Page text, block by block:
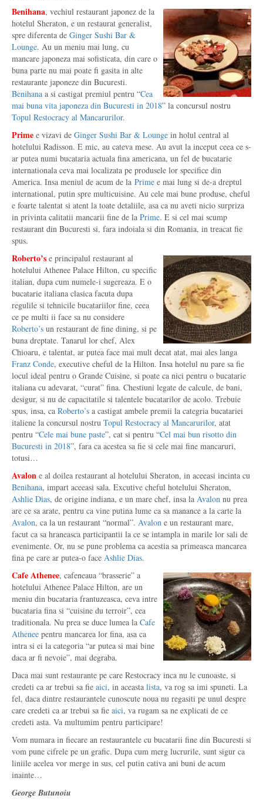
Benihana, vechiul restaurant japonez de la
hotelul Sheraton, e un restaurat generalist,
spre diferenta de Ginger Sushi Bar &
Lounge. Au un meniu mai lung, cu
mancare japoneza mai sofisticata, din care o
buna parte nu mai poate fi gasita in alte
restaurante japoneze din Bucuresti.
Benihana a si castigat premiul pentru “Cea
mai buna vita japoneza din Bucuresti in 2018” la concursul nostru
Topul Restocracy al Mancarurilor.
Prime e vizavi de Ginger Sushi Bar & Lounge in holul central al
hotelului Radisson. E mic, au cateva mese. Au avut la inceput ceea ce s-
ar putea numi bucataria actuala fina americana, un fel de bucatarie
internationala ceva mai localizata pe produsele lor specifice din
America. Insa meniul de acum de la Prime e mai lung si de-a dreptul
international, putin spre multicuisine. Au cele mai bune produse, cheful
e foarte talentat si atent la toate detaliile, asa ca nu aveti nicio surpriza
in privinta calitatii mancarii fine de la Prime. E si cel mai scump
restaurant din Bucuresti si, fara indoiala si din Romania, in treacat fie
spus.
Roberto’s e principalul restaurant al
hotelului Athenee Palace Hilton, cu specific
italian, dupa cum numele-i sugereaza. E o
bucatarie italiana clasica facuta dupa
regulile si tehnicile bucatariilor fine, ceea
ce pe multi ii face sa nu considere
Roberto’s un restaurant de fine dining, si pe
buna dreptate. Tanarul lor chef, Alex
Chioaru, e talentat, ar putea face mai mult decat atat, mai ales langa
Franz Conde, executive cheful de la Hilton. Insa hotelul nu pare sa fie
locul ideal pentru o Grande Cuisine, si poate ca nici pentru o bucatarie
italiana cu adevarat, “curat” fina. Chestiuni legate de calcule, de bani,
desigur, si nu de capacitatile si talentele bucatarilor de acolo. Trebuie
spus, insa, ca Roberto’s a castigat ambele premii la categria bucatariei
italiene la concursul nostru Topul Restocracy al Mancarurilor, atat
pentru “Cele mai bune paste”, cat si pentru “Cel mai bun risotto din
Bucuresti in 2018”, fara ca acestea sa fie si cele mai fine mancaruri,
totusi…
Avalon e al doilea restaurant al hotelului Sheraton, in aceeasi incinta cu
Benihana, impart aceeasi sala. Excutive cheful hotelului Sheraton,
Ashlie Dias, de origine indiana, e un mare chef, insa la Avalon nu prea
are ce sa arate, pentru ca vine putina lume ca sa manance a la carte la
Avalon, ca la un restaurant “normal”. Avalon e un restaurant mare,
facut ca sa hraneasca participantii la ce se intampla in marile lor sali de
evenimente. Or, nu se pune problema ca acestia sa primeasca mancarea
fina pe care ar putea-o face Ashlie Dias.
Cafe Athenee, cafeneaua “brasserie” a
hotelului Athenee Palace Hilton, are un
meniu din bucataria frantuzeasca, ceva intre
bucataria fina si “cuisine du terroir”, cea
traditionala. Nu prea se duce lumea la Cafe
Athenee pentru mancarea lor fina, asa ca
intra si ei la categoria “ar putea si mai bine
daca ar fi nevoie”, mai degraba.
Daca mai sunt restaurante pe care Restocracy inca nu le cunoaste, si
credeti ca ar trebui sa fie aici, in aceasta lista, va rog sa imi spuneti. La
fel, daca dintre restaurantele cunoscute noua nu regasiti pe unul despre
care credeti ca ar trebui sa fie aici, va rugam sa ne explicati de ce
credeti asta. Va multumim pentru participare!
Vom numara in fiecare an restaurantele cu bucatarii fine din Bucuresti si
vom pune cifrele pe un grafic. Dupa cum merg lucrurile, sunt sigur ca
liniile acelea vor merge in sus, cel putin cativa ani buni de acum
inainte…
George Butunoiu